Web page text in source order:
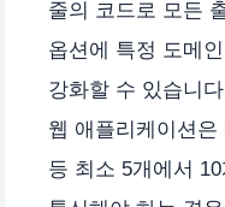
줄의 코드로 모든
옵션에 특정 도메
강화할 수 있습니
웹 애플리케이션
등 최소 5개에서